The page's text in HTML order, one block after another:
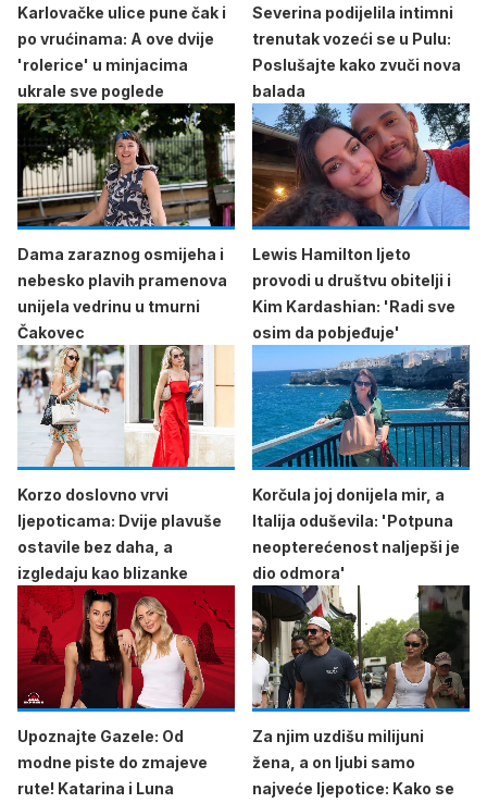
Karlovačke ulice pune čak i
po vrućinama: A ove dvije
'rolerice' u minjacima
ukrale sve poglede
Severina podijelila intimni
trenutak vozeći se u Pulu:
Poslušajte kako zvuči nova
balada
Dama zaraznog osmijeha i
nebesko plavih pramenova
unijela vedrinu u tmurni
Čakovec
Lewis Hamilton ljeto
provodi u društvu obitelji i
Kim Kardashian: 'Radi sve
osim da pobjeđuje'
Korzo doslovno vrvi
ljepoticama: Dvije plavuše
ostavile bez daha, a
izgledaju kao blizanke
Korčula joj donijela mir, a
Italija oduševila: 'Potpuna
neopterećenost naljepši je
dio odmora'
Upoznajte Gazele: Od
modne piste do zmajeve
rute! Katarina i Luna
Za njim uzdišu milijuni
žena, a on ljubi samo
najveće ljepotice: Kako se